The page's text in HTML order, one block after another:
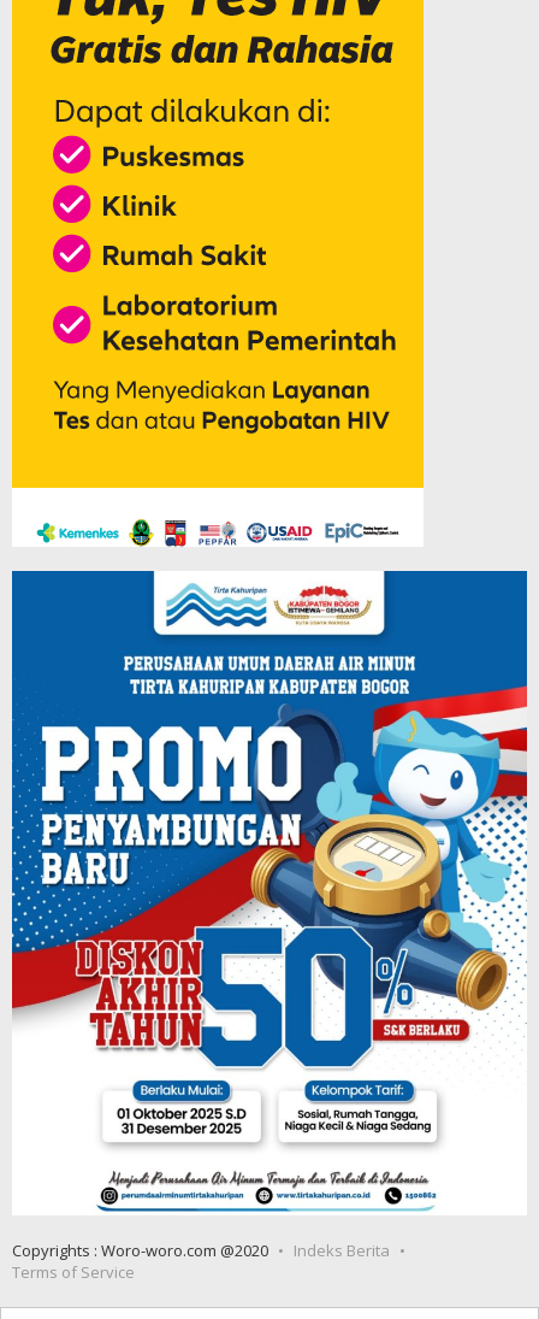
Copyrights : Woro-woro.com @2020
Indeks Berita
Terms of Service